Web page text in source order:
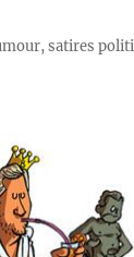
satires